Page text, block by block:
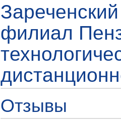
филиал
Отзывы